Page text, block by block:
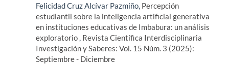
Felicidad Cruz Alcívar Pazmiño, Percepción
estudiantil sobre la inteligencia artificial generativa
en instituciones educativas de Imbabura: un análisis
exploratorio Revista Científica Interdisciplinaria
Investigación y Saberes: Vol. 15 Núm. 3 (2025):
Septiembre - Diciembre